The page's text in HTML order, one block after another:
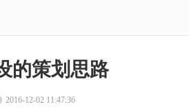
的策划思路
2016-12-02 11:47:36